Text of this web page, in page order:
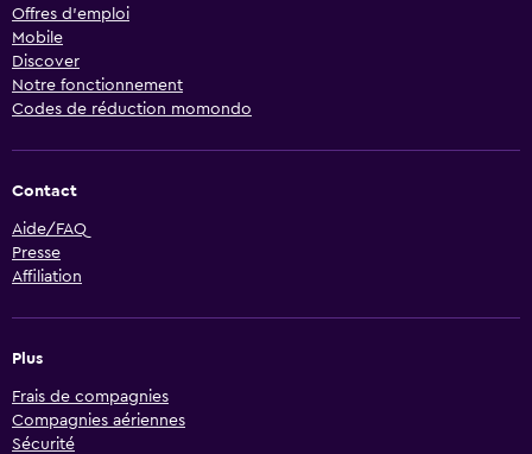
Offres d’emploi
Mobile
Discover
Notre fonctionnement
Codes de réduction momondo
Contact
Aide/FAQ
Presse
Affiliation
Plus
Frais de compagnies
Compagnies aériennes
Sécurité